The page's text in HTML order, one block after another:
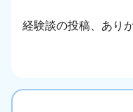
経験談の投稿、あり